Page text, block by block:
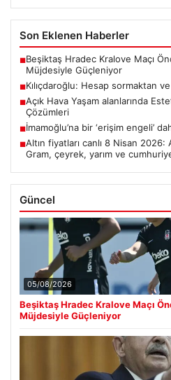
Son Eklenen Haberler
Beşiktaş Hradec Kralove Maçı
Müjdesiyle Güçleniyor
■ Kılıçdaroğlu: Hesap sormaktan
Açık Hava Yaşam alanlarında
Çözümleri
■ İmamoğlu’na bir ‘erişim engeli’
Altın fiyatları canlı 8 Nisan 2026:
Güncel
05/08/2026
Beşiktaş Hradec Kralove Maçı